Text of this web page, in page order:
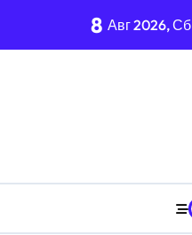
8 Авг 2026, Сб